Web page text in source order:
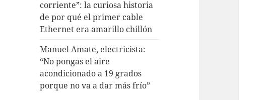
corriente”: la curiosa historia
de por qué el primer cable
Ethernet era amarillo chillón
Manuel Amate, electricista:
“No pongas el aire
acondicionado a 19 grados
porque no va a dar más frío”